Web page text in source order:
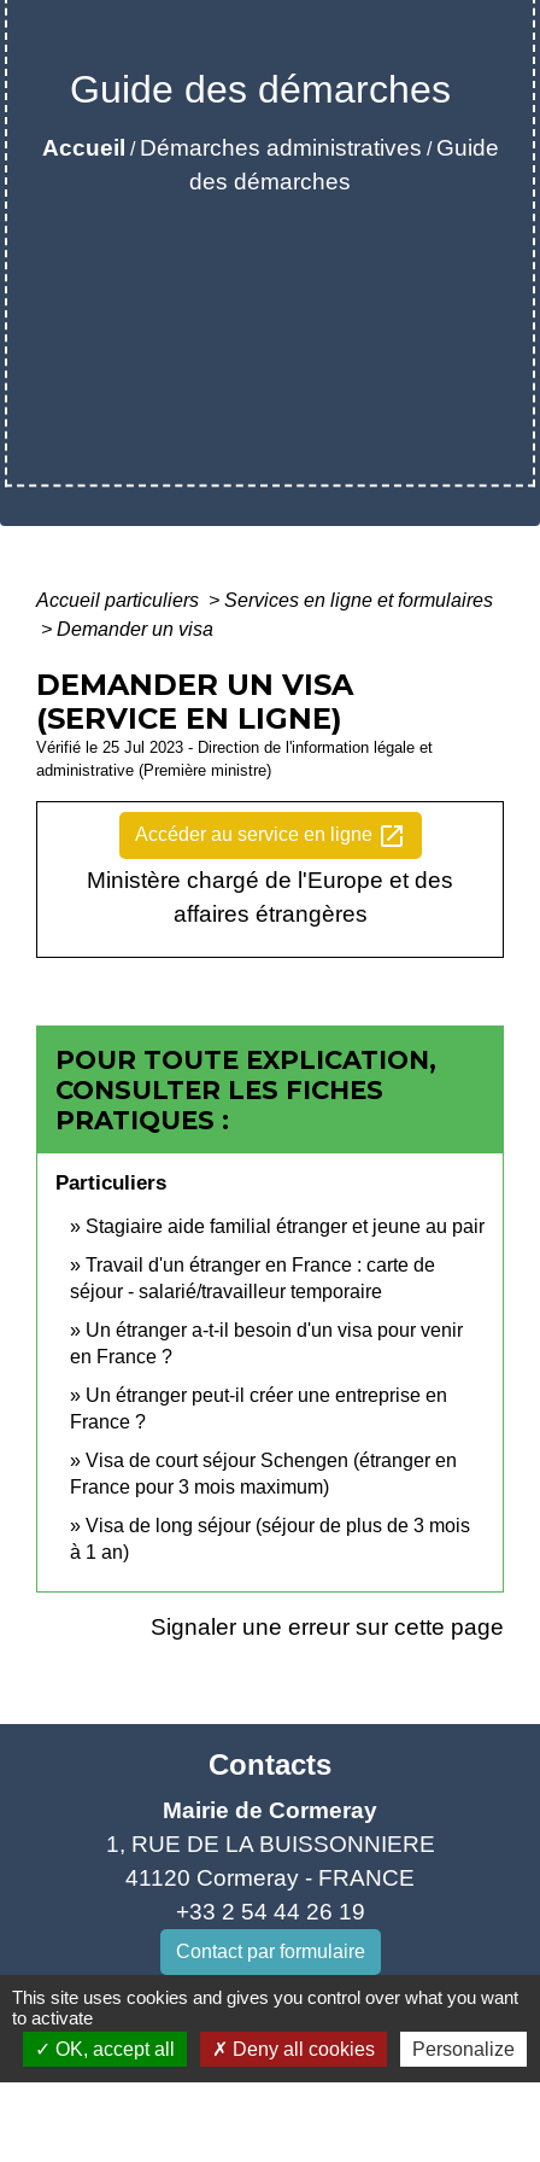
Guide des démarches
Accueil / Démarches administratives / Guide
des démarches
Accueil particuliers > Services en ligne et formulaires
> Demander un visa
DEMANDER UN VISA
(SERVICE EN LIGNE)
Vérifié le 25 Jul 2023 - Direction de l'information légale et
administrative (Première ministre)
Accéder au service en ligne open_in_new
Ministère chargé de l'Europe et des
affaires étrangères
POUR TOUTE EXPLICATION,
CONSULTER LES FICHES
PRATIQUES :
Particuliers
Stagiaire aide familial étranger et jeune au pair
Travail d'un étranger en France : carte de
séjour - salarié/travailleur temporaire
Un étranger a-t-il besoin d'un visa pour venir
en France ?
Un étranger peut-il créer une entreprise en
France ?
Visa de court séjour Schengen (étranger en
France pour 3 mois maximum)
Visa de long séjour (séjour de plus de 3 mois
à 1 an)
Signaler une erreur sur cette page
Contacts
Mairie de Cormeray
1, RUE DE LA BUISSONNIERE
41120 Cormeray - FRANCE
+33 2 54 44 26 19
Contact par formulaire
Lundi, Mardi, Jeudi 14h00 à 18h00 / Vendredi
15h00 à 17h00
This site uses cookies and gives you control over what you want
to activate
OK, accept all
Deny all cookies Personalize